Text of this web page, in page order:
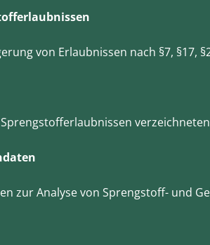
von Erlaubnissen nach §7, §17,
zur Analyse von Sprengstoff- und